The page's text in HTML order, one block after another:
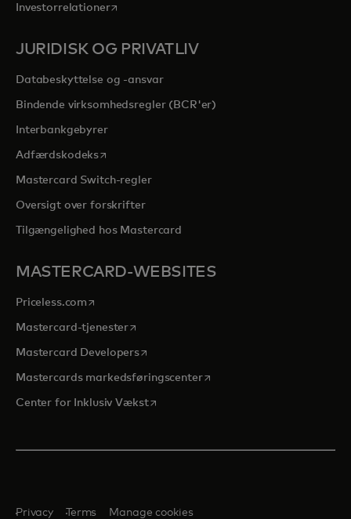
Investorrelationeropens in a new tab
JURIDISK OG PRIVATLIV
Databeskyttelse og -ansvar
Bindende virksomhedsregler (BCR'er)
Interbankgebyrer
Adfærdskodeksopens in a new tab
Mastercard Switch-regler
Oversigt over forskrifter
Tilgængelighed hos Mastercard
MASTERCARD-WEBSITES
Priceless.com opens in a new tab
Mastercard-tjenesteropens in a new tab
Mastercard Developersopens in a new tab
Mastercards markedsføringscenteropens in a new tab
Center for Inklusiv Vækstopens in a new tab
Privacy Terms Manage cookies